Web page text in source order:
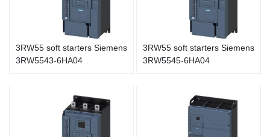
3RW55 soft starters Siemens
3RW5543-6HA04
3RW55 soft starters Siemens
3RW5545-6HA04